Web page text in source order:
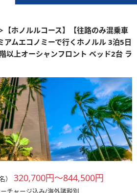
ホノルルコース】【往路のみ混乗車
ムエコノミーで行くホノルル 3泊5日
以上オーシャンフロント ベッド2台 ラ
） 320,700円～844,500円
チャージ込み/海外諸税別